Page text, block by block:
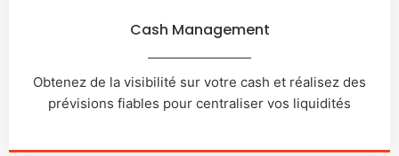
Cash Management
Obtenez de la visibilité sur votre cash et réalisez des
prévisions fiables pour centraliser vos liquidités